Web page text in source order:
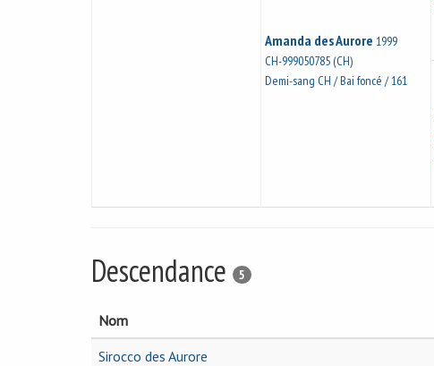
Amanda des Aurore 1999
CH-999050785 (CH)
Demi-sang CH / Bai foncé / 161
Descendance 5
Nom
Sirocco des Aurore